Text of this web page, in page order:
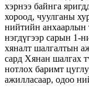
хэрнээ байнга
хороод, чуулганы
нийтийн анхаарлын
нэгдүгээр сарын 1-
хяналт шалгалтын
сард Хянан шалгах
нотлох баримт
ажилласаар, одоо